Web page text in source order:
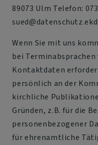
89073 Ulm Telefon:
Wenn Sie mit uns
bei
Kontaktdaten
persönlich an der
kirchliche
Gründen, z.B. für die
personenbezogener
für ehrenamtliche